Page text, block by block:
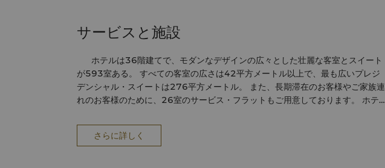
サービスと施設
ホテルは36階建てで、モダンなデザインの広々とした壮麗な客室とスイート
が593室ある。 すべての客室の広さは42平方メートル以上で、最も広いプレジ
デンシャル・スイートは276平方メートル。 また、長期滞在のお客様やご家族連
れのお客様のために、26室のサービス・フラットもご用意しております。 ホテル
ーム（2,100平方メートル）を含む会議施設も充実しています。 その他にも500
平方メートルのボールルーム、15室のユニークなデザインのファンクションルー
さらに詳しく